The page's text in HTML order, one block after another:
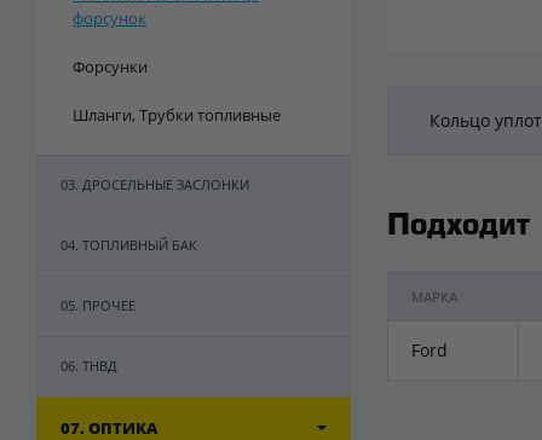
форсунок
Форсунки
Шланги, Трубки топливные
03. ДРОСЕЛЬНЫЕ ЗАСЛОНКИ
04. ТОПЛИВНЫЙ БАК
05. ПРОЧЕЕ
06. ТНВД
07. ОПТИКА
Кольцо
Подходит
МАРКА
Ford